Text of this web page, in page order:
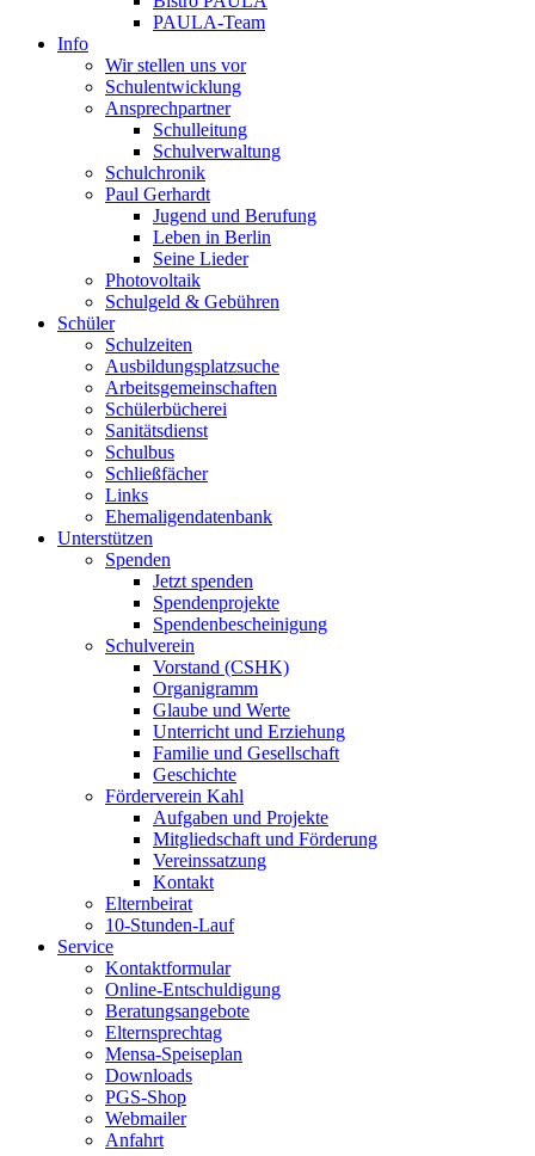
PAULA-Team
Info
Wir stellen uns vor
Schulentwicklung
Ansprechpartner
Schulleitung
Schulverwaltung
Schulchronik
Paul Gerhardt
Jugend und Berufung
Leben in Berlin
Seine Lieder
Photovoltaik
Schulgeld & Gebühren
Schüler
Schulzeiten
Ausbildungsplatzsuche
Arbeitsgemeinschaften
Schülerbücherei
Sanitätsdienst
Schulbus
Schließfächer
Links
Ehemaligendatenbank
Unterstützen
Spenden
Jetzt spenden
Spendenprojekte
Spendenbescheinigung
Schulverein
Vorstand (CSHK)
Organigramm
Glaube und Werte
Unterricht und Erziehung
Familie und Gesellschaft
Geschichte
Förderverein Kahl
Aufgaben und Projekte
Mitgliedschaft und Förderung
Vereinssatzung
Kontakt
Elternbeirat
10-Stunden-Lauf
Service
Kontaktformular
Online-Entschuldigung
Beratungsangebote
Elternsprechtag
Mensa-Speiseplan
Downloads
PGS-Shop
Webmailer
Anfahrt